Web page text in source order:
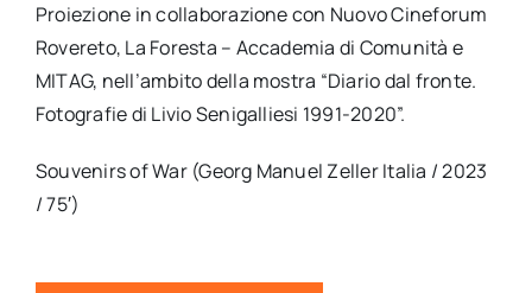
Proiezione in collaborazione con Nuovo Cineforum
Rovereto, La Foresta – Accademia di Comunità e
MITAG, nell’ambito della mostra “Diario dal fronte.
Fotografie di Livio Senigalliesi 1991-2020”.
Souvenirs of War (Georg Manuel Zeller Italia / 2023
/ 75′)